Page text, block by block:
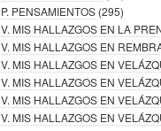
P. PENSAMIENTOS (295)
V. MIS HALLAZGOS EN LA
V. MIS HALLAZGOS EN
V. MIS HALLAZGOS EN
V. MIS HALLAZGOS EN
V. MIS HALLAZGOS EN
V. MIS HALLAZGOS EN